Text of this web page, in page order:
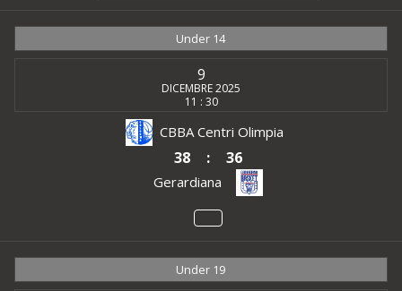
Under 14
9
DICEMBRE 2025
11 : 30
CBBA Centri Olimpia
38 : 36
Gerardiana
Under 19